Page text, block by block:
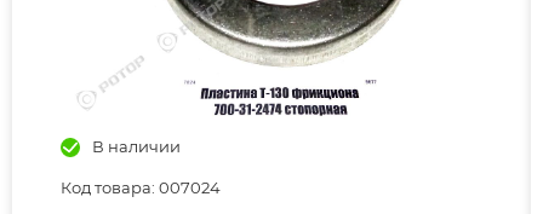
В наличии
Код товара: 007024